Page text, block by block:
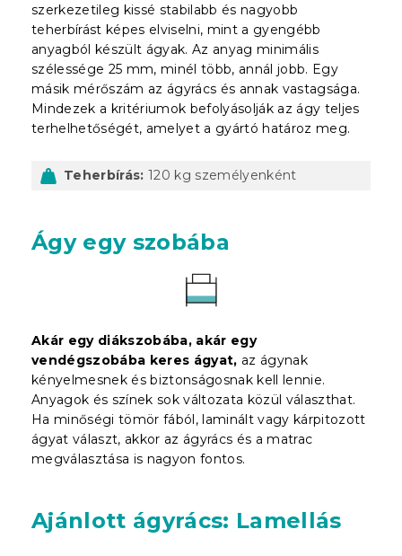
szerkezetileg kissé stabilabb és nagyobb
teherbírást képes elviselni, mint a gyengébb
anyagból készült ágyak. Az anyag minimális
szélessége 25 mm, minél több, annál jobb. Egy
másik mérőszám az ágyrács és annak vastagsága.
Mindezek a kritériumok befolyásolják az ágy teljes
terhelhetőségét, amelyet a gyártó határoz meg.
Teherbírás: 120 kg személyenként
Ágy egy szobába
Akár egy diákszobába, akár egy
vendégszobába keres ágyat, az ágynak
kényelmesnek és biztonságosnak kell lennie.
Anyagok és színek sok változata közül választhat.
Ha minőségi tömör fából, laminált vagy kárpitozott
ágyat választ, akkor az ágyrács és a matrac
megválasztása is nagyon fontos.
Ajánlott ágyrács: Lamellás